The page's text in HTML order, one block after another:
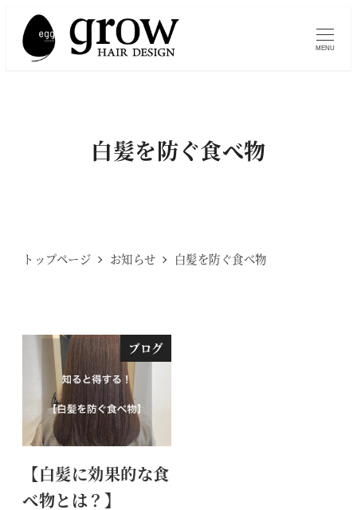
MENU
白髪を防ぐ食べ物
トップページ お知らせ 白髪を防ぐ食べ物
ブログ
【白髪に効果的な食
べ物とは？】